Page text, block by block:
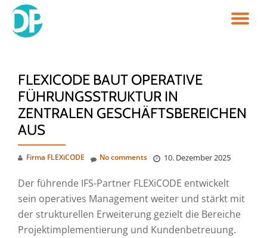
Skip
FLEXICODE BAUT OPERATIVE
FÜHRUNGSSTRUKTUR IN
ZENTRALEN GESCHÄFTSBEREICHEN
AUS
Firma FLEXiCODE 10. Dezember 2025
No comments
Der führende IFS-Partner FLEXiCODE entwickelt
sein operatives Management weiter und stärkt mit
der strukturellen Erweiterung gezielt die Bereiche
Projektimplementierung und Kundenbetreuung.